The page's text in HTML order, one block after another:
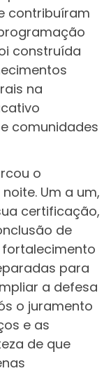
contribuíram
construída
na
comunidades
o
Um a um,
certificação,
de
para
a defesa
o juramento
e as
de que